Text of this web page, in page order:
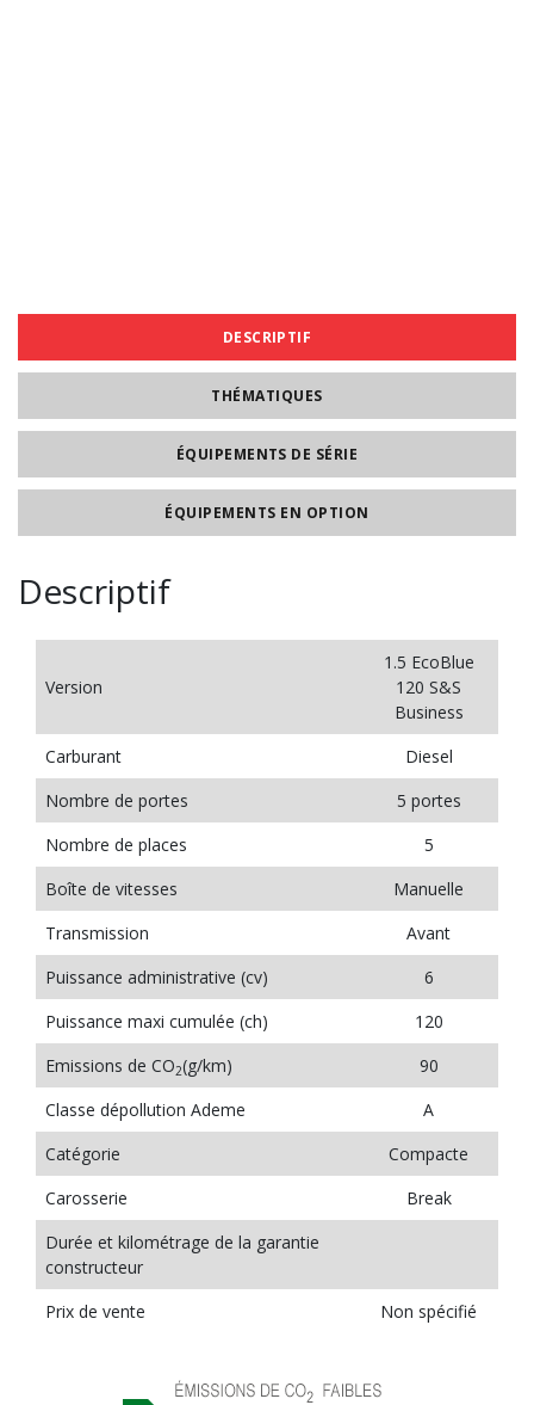
DESCRIPTIF
THÉMATIQUES
ÉQUIPEMENTS DE SÉRIE
ÉQUIPEMENTS EN OPTION
Descriptif
Version
1.5 EcoBlue
120 S&S
Business
Carburant
Diesel
Nombre de portes
5 portes
Nombre de places
5
Boîte de vitesses
Manuelle
Transmission
Avant
Puissance administrative (cv)
6
Puissance maxi cumulée (ch)
120
Emissions de CO2(g/km)
90
Classe dépollution Ademe
A
Catégorie
Compacte
Carosserie
Break
Durée et kilométrage de la garantie
constructeur
Prix de vente
Non spécifié